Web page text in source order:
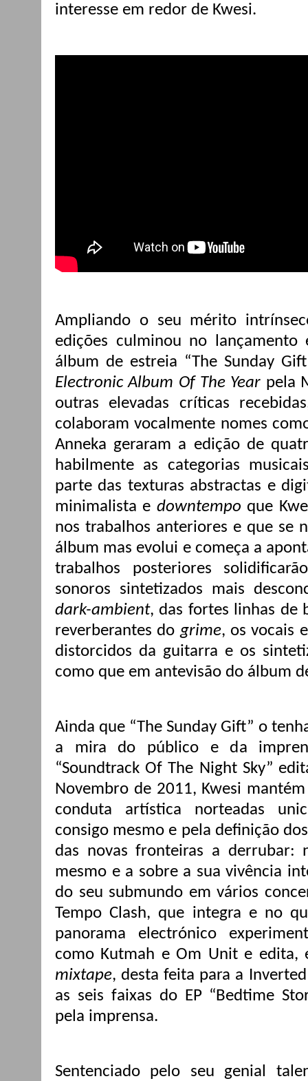
interesse em redor de Kwesi.
Ampliando o seu mérito
edições culminou no
álbum de estreia “The Sunday
Electronic Album Of The Year pela
outras elevadas críticas
colaboram vocalmente nomes
Anneka geraram a edição de
habilmente as categorias
parte das texturas abstractas e
minimalista e downtempo que
nos trabalhos anteriores e que se
álbum mas evolui e começa a
trabalhos posteriores
sonoros sintetizados mais
dark-ambient, das fortes linhas de
reverberantes do grime, os vocais
distorcidos da guitarra e os
como que em antevisão do álbum
Ainda que “The Sunday Gift” o
a mira do público e da
“Soundtrack Of The Night Sky”
Novembro de 2011, Kwesi
conduta artística norteadas
consigo mesmo e pela definição
das novas fronteiras a derrubar:
mesmo e a sobre a sua vivência
do seu submundo em vários
Tempo Clash, que integra e no
panorama electrónico
como Kutmah e Om Unit e edita,
mixtape, desta feita para a
as seis faixas do EP “Bedtime
pela imprensa.
Sentenciado pelo seu genial